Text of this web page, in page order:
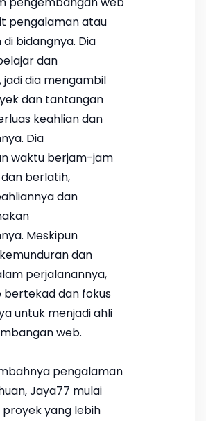
pengalaman atau
bidangnya. Dia
dan
dia mengambil
dan tantangan
keahlian dan
Dia
waktu berjam-jam
berlatih,
dan
Meskipun
dan
perjalanannya,
dan fokus
untuk menjadi ahli
web.
pengalaman
Jaya77 mulai
yang lebih